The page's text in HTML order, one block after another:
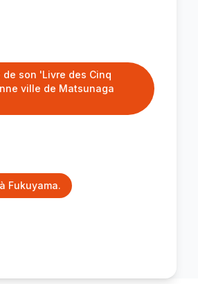
son 'Livre des Cinq
ville de Matsunaga
Fukuyama.